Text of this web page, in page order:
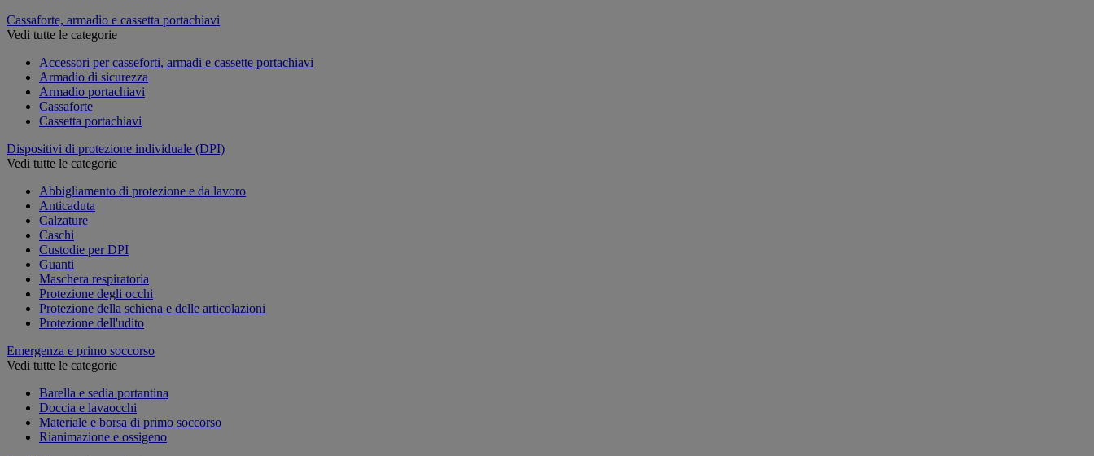
Cassaforte, armadio e cassetta portachiavi
Vedi tutte le categorie
Accessori per casseforti, armadi e cassette portachiavi
Armadio di sicurezza
Armadio portachiavi
Cassaforte
Cassetta portachiavi
Dispositivi di protezione individuale (DPI)
Vedi tutte le categorie
Abbigliamento di protezione e da lavoro
Anticaduta
Calzature
Caschi
Custodie per DPI
Guanti
Maschera respiratoria
Protezione degli occhi
Protezione della schiena e delle articolazioni
Protezione dell'udito
Emergenza e primo soccorso
Vedi tutte le categorie
Barella e sedia portantina
Doccia e lavaocchi
Materiale e borsa di primo soccorso
Rianimazione e ossigeno